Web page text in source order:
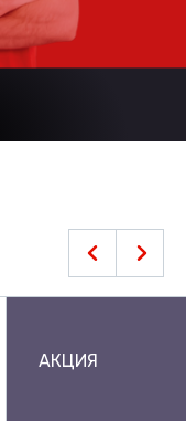
АКЦИЯ